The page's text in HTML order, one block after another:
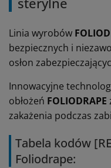
Linia wyrobów
bezpiecznych i
osłon
Innowacyjne
obłożeń FOLIODRAPE
zakażenia podczas
Tabela kodów
Foliodrape: